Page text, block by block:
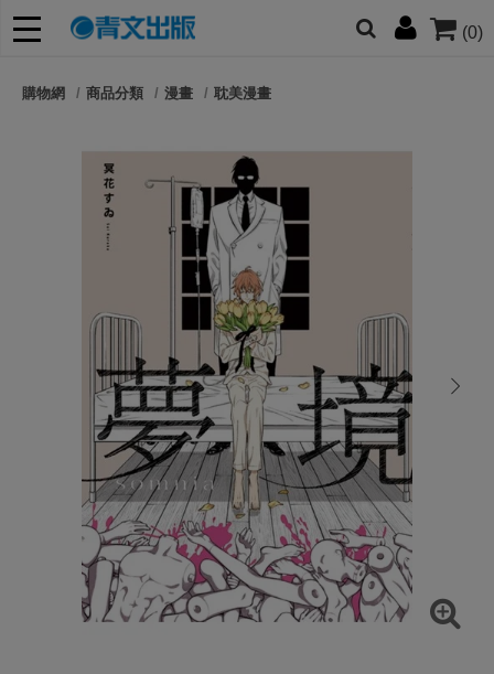
(0)
朋友們，提高警覺！
購物網 商品分類 漫畫 耽美漫畫
next